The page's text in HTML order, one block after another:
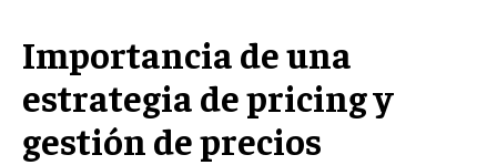
MARKETING
ESTRATEGIAS DE MARKETING
AGENCIAS DE MARKETING
AGENCIAS DE POSICIONAMIENTO WEB SEO
Importancia de una
estrategia de pricing y
gestión de precios